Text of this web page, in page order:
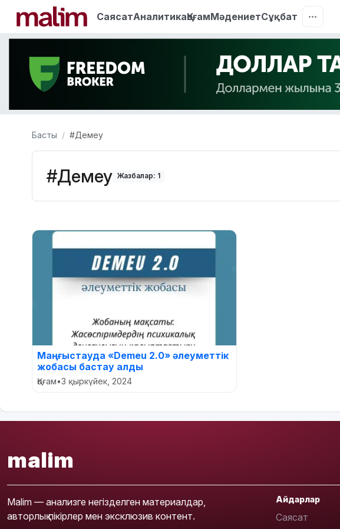
СаясатАналитикаҚоғамМәдениетСұқбат
Басты #Демеу
#Демеу Жазбалар: 1
Маңғыстауда «Demeu 2.0» әлеуметтік
жобасы бастау алды
Қоғам•3 қыркүйек, 2024
malim
Malim — анализге негізделген материалдар,
авторлық пікірлер мен эксклюзив контент.
Айдарлар
Саясат